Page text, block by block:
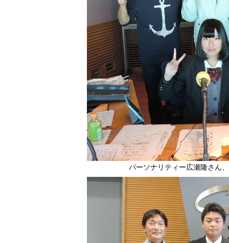
パーソナリティー広瀬隆さん